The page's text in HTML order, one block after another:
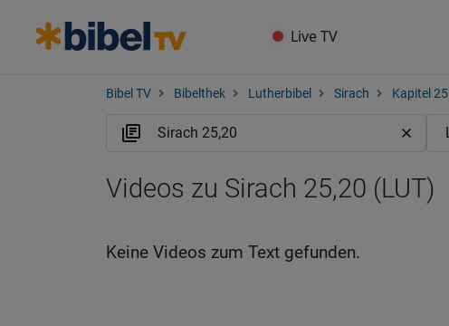
Live TV
Bibel TV Bibelthek Lutherbibel Sirach Kapitel 25
Videos zu Sirach 25,20 (LUT)
Keine Videos zum Text gefunden.